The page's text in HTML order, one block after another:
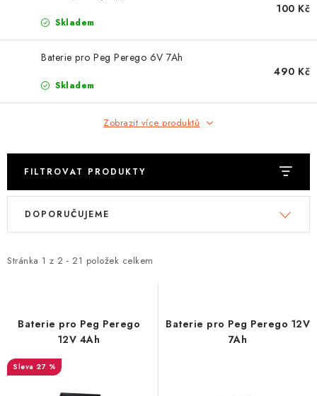
Doprava a platba
Obchodní podmínky
Podmínky ochrany osobních údajů
Skladem
100 Kč
Baterie pro Peg Perego 6V 7Ah
Skladem
490 Kč
Zobrazit více produktů
FILTROVAT PRODUKTY
V
i
d
u
Stránka 1 z 2 - 21 položek celkem
Ř
e
o
d
DOPORUČUJEME
Baterie pro Peg Perego
12V 4Ah
27 %
Baterie pro Peg Perego 12V
7Ah